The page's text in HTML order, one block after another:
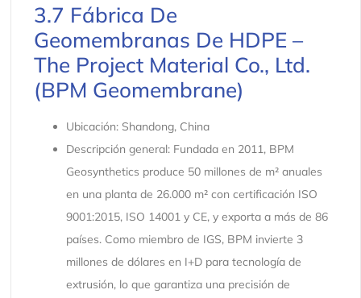
3.7 Fábrica De
Geomembranas De HDPE –
The Project Material Co., Ltd.
(BPM Geomembrane)
Ubicación: Shandong, China
Descripción general: Fundada en 2011, BPM
Geosynthetics produce 50 millones de m² anuales
en una planta de 26.000 m² con certificación ISO
9001:2015, ISO 14001 y CE, y exporta a más de 86
países. Como miembro de IGS, BPM invierte 3
millones de dólares en I+D para tecnología de
extrusión, lo que garantiza una precisión de